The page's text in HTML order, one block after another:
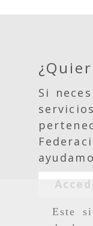
Este
Si